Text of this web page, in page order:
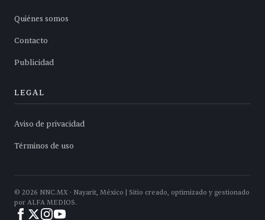
Quiénes somos
Contacto
Publicidad
LEGAL
Aviso de privacidad
Términos de uso
© 2026 NNC.MX · Nayarit, México | Sitio creado, optimizado y gestionado
por ALFA MEDIOS.